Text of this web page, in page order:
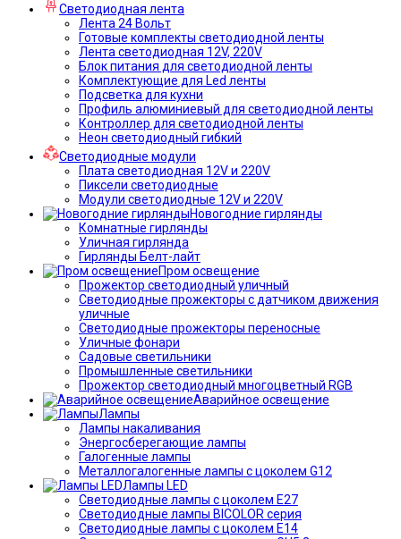
Светодиодная лента
Лента 24 Вольт
Готовые комплекты светодиодной ленты
Лента светодиодная 12V, 220V
Блок питания для светодиодной ленты
Комплектующие для Led ленты
Подсветка для кухни
Профиль алюминиевый для светодиодной ленты
Контроллер для светодиодной ленты
Неон светодиодный гибкий
Светодиодные модули
Плата светодиодная 12V и 220V
Пиксели светодиодные
Модули светодиодные 12V и 220V
Новогодние гирлянды
Комнатные гирлянды
Уличная гирлянда
Гирлянды Белт-лайт
Пром освещение
Прожектор светодиодный уличный
Светодиодные прожекторы с датчиком движения
уличные
Светодиодные прожекторы переносные
Уличные фонари
Садовые светильники
Промышленные светильники
Прожектор светодиодный многоцветный RGB
Аварийное освещение
Лампы
Лампы накаливания
Энергосберегающие лампы
Галогенные лампы
Металлогалогенные лампы с цоколем G12
Лампы LED
Светодиодные лампы с цоколем E27
Светодиодные лампы BICOLOR серия
Светодиодные лампы с цоколем E14